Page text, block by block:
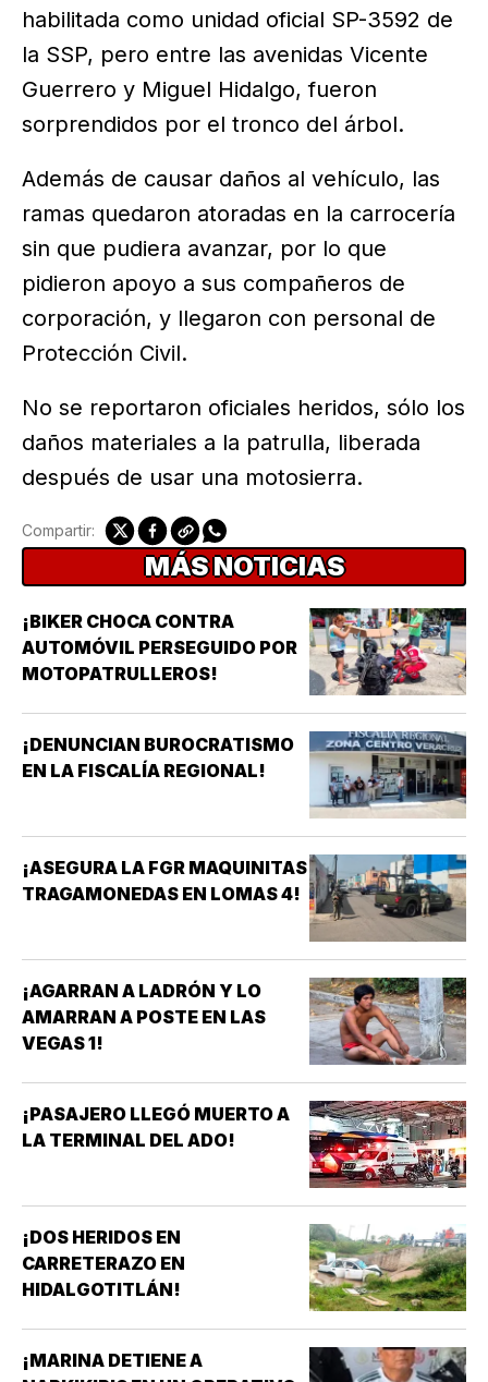
habilitada como unidad oficial SP-3592 de
la SSP, pero entre las avenidas Vicente
Guerrero y Miguel Hidalgo, fueron
sorprendidos por el tronco del árbol.
Además de causar daños al vehículo, las
ramas quedaron atoradas en la carrocería
sin que pudiera avanzar, por lo que
pidieron apoyo a sus compañeros de
corporación, y llegaron con personal de
Protección Civil.
No se reportaron oficiales heridos, sólo los
daños materiales a la patrulla, liberada
después de usar una motosierra.
Compartir:
MÁS NOTICIAS
¡BIKER CHOCA CONTRA
AUTOMÓVIL PERSEGUIDO POR
MOTOPATRULLEROS!
¡DENUNCIAN BUROCRATISMO
EN LA FISCALÍA REGIONAL!
¡ASEGURA LA FGR MAQUINITAS
TRAGAMONEDAS EN LOMAS 4!
¡AGARRAN A LADRÓN Y LO
AMARRAN A POSTE EN LAS
VEGAS 1!
¡PASAJERO LLEGÓ MUERTO A
LA TERMINAL DEL ADO!
¡DOS HERIDOS EN
CARRETERAZO EN
HIDALGOTITLÁN!
¡MARINA DETIENE A